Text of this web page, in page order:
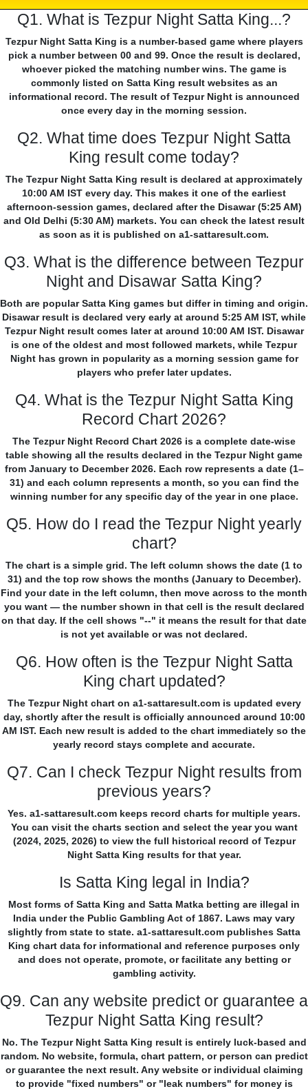
Q1. What is Tezpur Night Satta King...?
Tezpur Night Satta King is a number-based game where players
pick a number between 00 and 99. Once the result is declared,
whoever picked the matching number wins. The game is
commonly listed on Satta King result websites as an
informational record. The result of Tezpur Night is announced
once every day in the morning session.
Q2. What time does Tezpur Night Satta
King result come today?
The Tezpur Night Satta King result is declared at approximately
10:00 AM IST every day. This makes it one of the earliest
afternoon-session games, declared after the Disawar (5:25 AM)
and Old Delhi (5:30 AM) markets. You can check the latest result
as soon as it is published on a1-sattaresult.com.
Q3. What is the difference between Tezpur
Night and Disawar Satta King?
Both are popular Satta King games but differ in timing and origin.
Disawar result is declared very early at around 5:25 AM IST, while
Tezpur Night result comes later at around 10:00 AM IST. Disawar
is one of the oldest and most followed markets, while Tezpur
Night has grown in popularity as a morning session game for
players who prefer later updates.
Q4. What is the Tezpur Night Satta King
Record Chart 2026?
The Tezpur Night Record Chart 2026 is a complete date-wise
table showing all the results declared in the Tezpur Night game
from January to December 2026. Each row represents a date (1–
31) and each column represents a month, so you can find the
winning number for any specific day of the year in one place.
Q5. How do I read the Tezpur Night yearly
chart?
The chart is a simple grid. The left column shows the date (1 to
31) and the top row shows the months (January to December).
Find your date in the left column, then move across to the month
you want — the number shown in that cell is the result declared
on that day. If the cell shows "--" it means the result for that date
is not yet available or was not declared.
Q6. How often is the Tezpur Night Satta
King chart updated?
The Tezpur Night chart on a1-sattaresult.com is updated every
day, shortly after the result is officially announced around 10:00
AM IST. Each new result is added to the chart immediately so the
yearly record stays complete and accurate.
Q7. Can I check Tezpur Night results from
previous years?
Yes. a1-sattaresult.com keeps record charts for multiple years.
You can visit the charts section and select the year you want
(2024, 2025, 2026) to view the full historical record of Tezpur
Night Satta King results for that year.
Is Satta King legal in India?
Most forms of Satta King and Satta Matka betting are illegal in
India under the Public Gambling Act of 1867. Laws may vary
slightly from state to state. a1-sattaresult.com publishes Satta
King chart data for informational and reference purposes only
and does not operate, promote, or facilitate any betting or
gambling activity.
Q9. Can any website predict or guarantee a
Tezpur Night Satta King result?
No. The Tezpur Night Satta King result is entirely luck-based and
random. No website, formula, chart pattern, or person can predict
or guarantee the next result. Any website or individual claiming
to provide "fixed numbers" or "leak numbers" for money is